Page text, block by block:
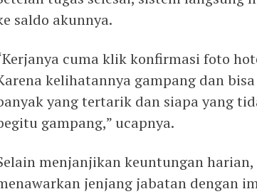
saldo akunnya.
cuma klik konfirmasi foto
kelihatannya gampang dan
yang tertarik dan siapa yang
gampang,” ucapnya.
menjanjikan keuntungan
jenjang jabatan dengan